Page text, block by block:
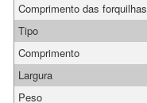
Comprimento das forquilhas
Tipo
Comprimento
Largura
Peso